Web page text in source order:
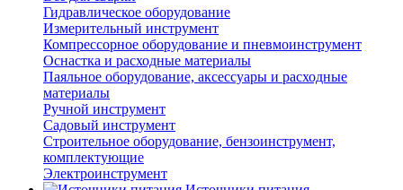
Гидравлическое оборудование
Измерительный инструмент
Компрессорное оборудование и пневмоинструмент
Оснастка и расходные материалы
Паяльное оборудование, аксессуары и расходные
материалы
Ручной инструмент
Садовый инструмент
Строительное оборудование, бензоинструмент,
комплектующие
Электроинструмент